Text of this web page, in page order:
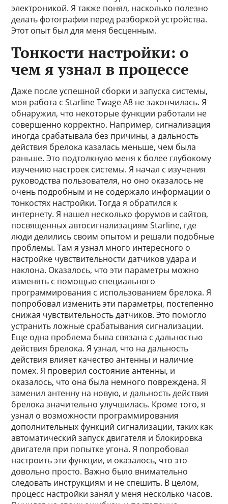
электроникой. Я также понял, насколько полезно
делать фотографии перед разборкой устройства.
Этот опыт был для меня бесценным.
Тонкости настройки: о
чем я узнал в процессе
Даже после успешной сборки и запуска системы,
моя работа с Starline Twage A8 не закончилась. Я
обнаружил, что некоторые функции работали не
совершенно корректно. Например, сигнализация
иногда срабатывала без причины, а дальность
действия брелока казалась меньше, чем была
раньше. Это подтолкнуло меня к более глубокому
изучению настроек системы. Я начал с изучения
руководства пользователя, но оно оказалось не
очень подробным и не содержало информации о
тонкостях настройки. Тогда я обратился к
интернету. Я нашел несколько форумов и сайтов,
посвященных автосигнализациям Starline, где
люди делились своим опытом и решали подобные
проблемы. Там я узнал много интересного о
настройке чувствительности датчиков удара и
наклона. Оказалось, что эти параметры можно
изменять с помощью специального
программирования с использованием брелока. Я
попробовал изменить эти параметры, постепенно
снижая чувствительность датчиков. Это помогло
устранить ложные срабатывания сигнализации.
Еще одна проблема была связана с дальностью
действия брелока. Я узнал, что на дальность
действия влияет качество антенны и наличие
помех. Я проверил состояние антенны, и
оказалось, что она была немного повреждена. Я
заменил антенну на новую, и дальность действия
брелока значительно улучшилась. Кроме того, я
узнал о возможности программирования
дополнительных функций сигнализации, таких как
автоматический запуск двигателя и блокировка
двигателя при попытке угона. Я попробовал
настроить эти функции, и оказалось, что это
довольно просто. Важно было внимательно
следовать инструкциям и не спешить. В целом,
процесс настройки занял у меня несколько часов.